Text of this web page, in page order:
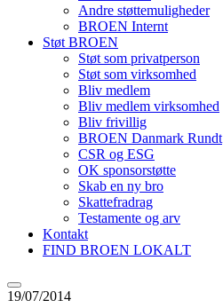
Andre støttemuligheder
BROEN Internt
Støt BROEN
Støt som privatperson
Støt som virksomhed
Bliv medlem
Bliv medlem virksomhed
Bliv frivillig
BROEN Danmark Rundt
CSR og ESG
OK sponsorstøtte
Skab en ny bro
Skattefradrag
Testamente og arv
Kontakt
FIND BROEN LOKALT
19/07/2014